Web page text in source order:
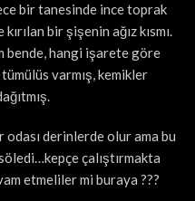
bir tanesinde ince toprak
bir şişenin ağız kısmı.
bende, hangi işarete göre
varmış, kemikler
derinlerde olur ama bu
çalıştırmakta
etmeliler mi buraya ???